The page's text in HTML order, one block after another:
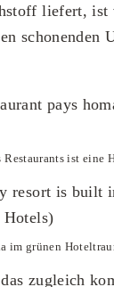
liefert,
ist eine
im grünen
zugleich